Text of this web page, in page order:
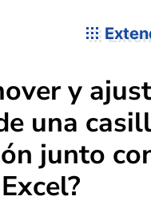
y
una
junto